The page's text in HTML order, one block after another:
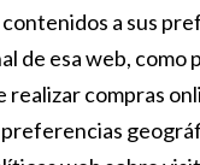
a sus
de esa web, como
realizar compras